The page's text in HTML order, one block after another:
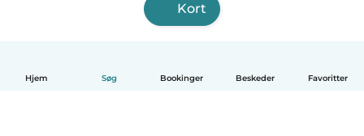
Hjem Søg Bookinger Beskeder Favoritter
Kort